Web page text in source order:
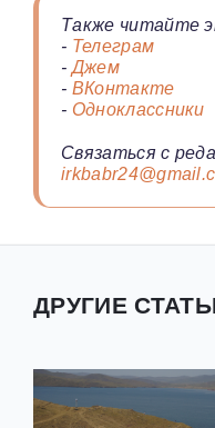
Также читайте
- Телеграм
-Джем
- ВКонтакте
- Одноклассники
Связаться с
ДРУГИЕ